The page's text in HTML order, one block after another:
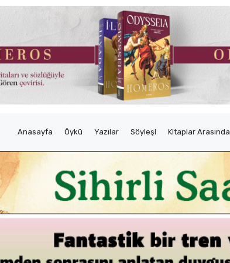
Anasayfa Öykü Yazılar Söyleşi Kitaplar Arasında